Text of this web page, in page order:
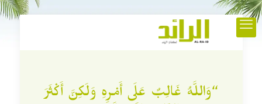
“وَاللَّهُ غَالِبٌ عَلَى أَمْرِهِ وَلَكِنَّ أَكْثَرَ